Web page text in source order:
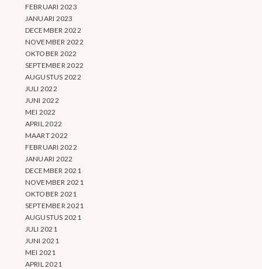
FEBRUARI 2023
JANUARI 2023
DECEMBER 2022
NOVEMBER 2022
OKTOBER 2022
SEPTEMBER 2022
AUGUSTUS 2022
JULI 2022
JUNI 2022
MEI 2022
APRIL 2022
MAART 2022
FEBRUARI 2022
JANUARI 2022
DECEMBER 2021
NOVEMBER 2021
OKTOBER 2021
SEPTEMBER 2021
AUGUSTUS 2021
JULI 2021
JUNI 2021
MEI 2021
APRIL 2021